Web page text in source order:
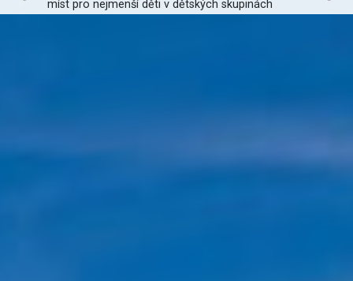
míst pro nejmenší děti v dětských skupinách